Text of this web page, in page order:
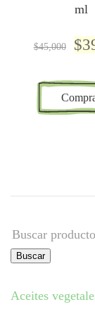
ml
$45,000 $
Buscar
por:
Buscar
Aceites